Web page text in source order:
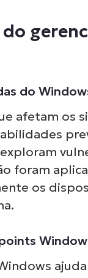
do
afetam os
foram
os